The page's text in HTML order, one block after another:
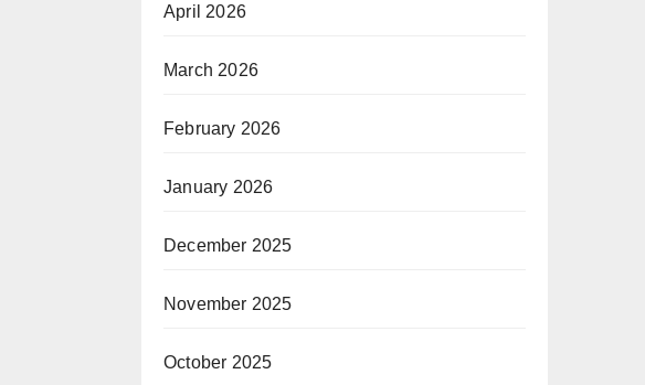
April 2026
March 2026
February 2026
January 2026
December 2025
November 2025
October 2025